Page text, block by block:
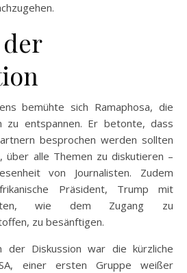
bemühte sich Ramaphosa, die
zu entspannen. Er betonte, dass
besprochen werden sollten
über alle Themen zu diskutieren –
von Journalisten. Zudem
Präsident, Trump mit
wie dem Zugang zu
zu besänftigen.
der Diskussion war die kürzliche
einer ersten Gruppe weißer